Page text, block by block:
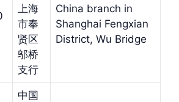
上海
市奉
贤区
邬桥
支行
China branch in
Shanghai Fengxian
District, Wu Bridge
中国